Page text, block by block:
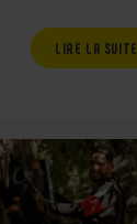
LIRE LA SUITE